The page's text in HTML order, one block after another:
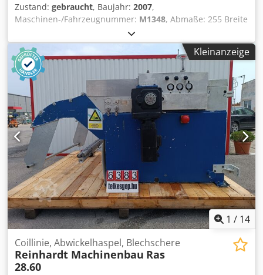
Zustand: gebraucht, Baujahr: 2007,
Maschinen-/Fahrzeugnummer: M1348, Abmaße: 255 Breite
x170 Tiefe x254 Höhe Gewicht: 4100 kg Max. Presskraft: 400
kN (40 Tonnen) Max. Biegelänge 1600mm Abstand
zwischen den Ständern: 1600mm X-Achsen Verfahrweg:
600mm Hub max.: 290mm Gesteuerte Achsen: X, Y, R
Steuerung: Ausstattung: 4 Anschläge Zustand: Original
Bildschirm Defekt --> Zweitbildschirm wurde montiert und
mit Maschine verbunden. (Funktioniert) Dodpfx
Aoylhkysatock Bombierung: servomechanisch betriebenen
Power Belt System --> gleichmäßige Kraftverteilung Die
Anlage ist funktionsfähig und in einem guten
Allgemeinzustand.
Kleinanzeige
1 / 14
Coillinie, Abwickelhaspel, Blechschere
Reinhardt Machinenbau Ras
28.60